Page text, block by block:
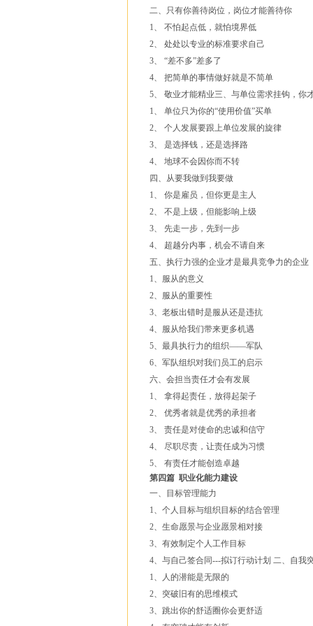
二、只有你善待岗位，岗位才能善待你
1、 不怕起点低，就怕境界低
2、 处处以专业的标准要求自己
3、 “差不多”差多了
4、 把简单的事情做好就是不简单
5、 敬业才能精业三、与单位需求挂钩，你
1、 单位只为你的“使用价值”买单
2、 个人发展要跟上单位发展的旋律
3、 是选择钱，还是选择路
4、 地球不会因你而不转
四、从要我做到我要做
1、 你是雇员，但你更是主人
2、 不是上级，但能影响上级
3、 先走一步，先到一步
4、 超越分内事，机会不请自来
五、 执行力强的企业才是最具竞争力的企业
1、服从的意义
2、服从的重要性
3、老板出错时是服从还是违抗
4、服从给我们带来更多机遇
5、最具执行力的组织——军队
6、军队组织对我们员工的启示
六、会担当责任才会有发展
1、 拿得起责任，放得起架子
2、 优秀者就是优秀的承担者
3、 责任是对使命的忠诚和信守
4、 尽职尽责，让责任成为习惯
5、 有责任才能创造卓越
第四篇 职业化能力建设
一、目标管理能力
1、个人目标与组织目标的结合管理
2、生命愿景与企业愿景相对接
3、有效制定个人工作目标
4、与自己签合同---拟订行动计划 二、自我
1、人的潜能是无限的
2、突破旧有的思维模式
3、跳出你的舒适圈你会更舒适